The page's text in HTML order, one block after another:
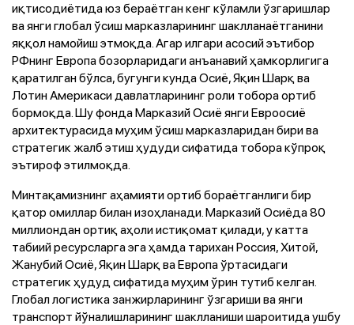
иқтисодиётида юз бераётган кенг кўламли ўзгаришлар
ва янги глобал ўсиш марказларининг шаклланаётганини
яққол намойиш этмоқда. Агар илгари асосий эътибор
РФнинг Европа бозорларидаги анъанавий ҳамкорлигига
қаратилган бўлса, бугунги кунда Осиё, Яқин Шарқ ва
Лотин Америкаси давлатларининг роли тобора ортиб
бормоқда. Шу фонда Марказий Осиё янги Евроосиё
архитектурасида муҳим ўсиш марказларидан бири ва
стратегик жалб этиш ҳудуди сифатида тобора кўпроқ
эътироф этилмоқда.
Минтақамизнинг аҳамияти ортиб бораётганлиги бир
қатор омиллар билан изоҳланади. Марказий Осиёда 80
миллиондан ортиқ аҳоли истиқомат қилади, у катта
табиий ресурсларга эга ҳамда тарихан Россия, Хитой,
Жанубий Осиё, Яқин Шарқ ва Европа ўртасидаги
стратегик ҳудуд сифатида муҳим ўрин тутиб келган.
Глобал логистика занжирларининг ўзгариши ва янги
транспорт йўналишларининг шаклланиши шароитида ушбу